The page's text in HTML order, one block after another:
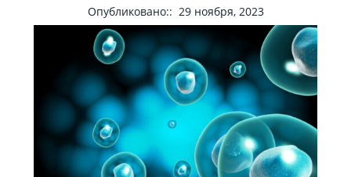
Опубликовано:: 29 ноября, 2023